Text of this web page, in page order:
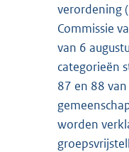
verordening
Commissie
van 6
categorieën
87 en 88
worden